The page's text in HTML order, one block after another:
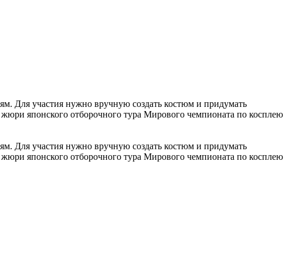
Для участия нужно вручную создать костюм и придумать
японского отборочного тура Мирового чемпионата по косплею
Для участия нужно вручную создать костюм и придумать
японского отборочного тура Мирового чемпионата по косплею